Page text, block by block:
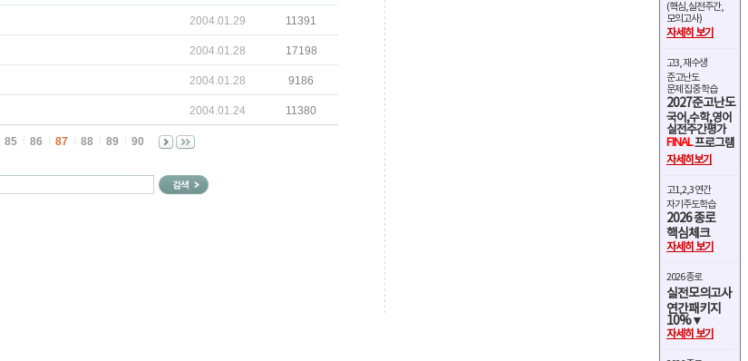
(핵심,실전주간,
모의고사)
자세히 보기
고3, 재수생
준고난도
문제 집중 학습
2027준고난도
국어,수학,영어
실전주간평가
FINAL프로그램
자세히보기
고1,2,3 연간
자기주도학습
2026 종로
핵심체크
자세히 보기
2026 종로
실전모의고사
연간패키지
10%▼
자세히 보기
2004.01.29 11391
2004.01.28 17198
2004.01.28 9186
2004.01.24 11380
85 86 87 88 89 90